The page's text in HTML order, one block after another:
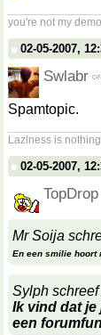
you're not my
02-05-2007,
Swlabr
Spamtopic.
Laziness is
02-05-2007,
TopDrop
Mr Soija
En een smilie hoort
Sylph schreef
Ik vind dat je
een